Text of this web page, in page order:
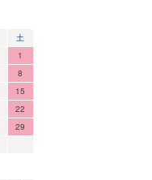
土
1
8
15
22
29